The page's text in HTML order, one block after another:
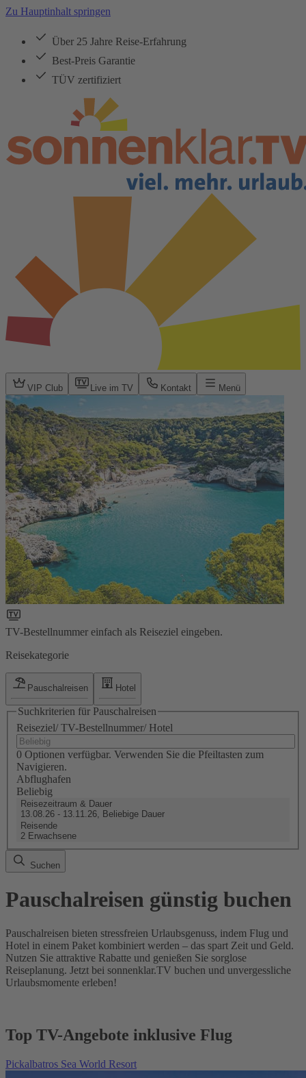
Zu Hauptinhalt springen
Über 25 Jahre Reise-Erfahrung
Best-Preis Garantie
TÜV zertifiziert
VIP Club Live im TV Kontakt Menü
TV-Bestellnummer einfach als Reiseziel eingeben.
Reisekategorie
Pauschalreisen Hotel
Suchkriterien für Pauschalreisen
Reiseziel/ TV-Bestellnummer/ Hotel
0 Optionen verfügbar. Verwenden Sie die Pfeiltasten zum
Navigieren.
Abflughafen
Beliebig
Reisezeitraum & Dauer
13.08.26 - 13.11.26, Beliebige Dauer
Reisende
2 Erwachsene
Suchen
Pauschalreisen günstig buchen
Pauschalreisen bieten stressfreien Urlaubsgenuss, indem Flug und
Hotel in einem Paket kombiniert werden – das spart Zeit und Geld.
Nutzen Sie attraktive Rabatte und genießen Sie sorglose
Reiseplanung. Jetzt bei sonnenklar.TV buchen und unvergessliche
Urlaubsmomente erleben!
Top TV-Angebote inklusive Flug
Pickalbatros Sea World Resort